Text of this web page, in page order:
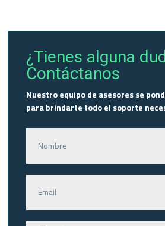
¿Tienes alguna
Contáctanos
Nuestro equipo de asesores se
para brindarte todo el soporte